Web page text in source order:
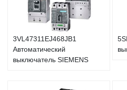
3VL47311EJ468JB1
Автоматический
выключатель SIEMENS